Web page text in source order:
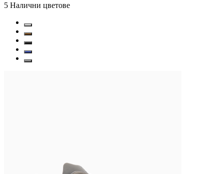
5 Налични цветове